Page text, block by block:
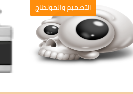
التصميم والمونطاج